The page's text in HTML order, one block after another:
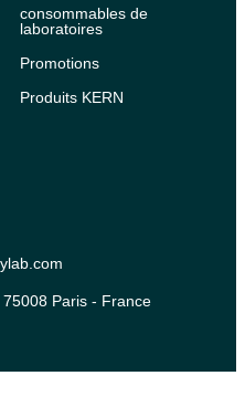
consommables de
laboratoires
Promotions
Produits KERN
Paris - France